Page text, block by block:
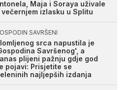
Maja i Soraya uživale
večernjem izlasku u Splitu
SAVRŠENI
srca napustila je
Savršenog', a
plijeni pažnju gdje god
pojavi: Prisjetite se
najljepših izdanja